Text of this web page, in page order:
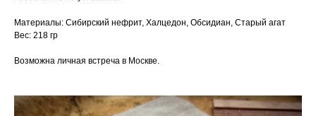
Материалы: Сибирский нефрит, Халцедон, Обсидиан, Старый агат
Вес: 218 гр
Возможна личная встреча в Москве.